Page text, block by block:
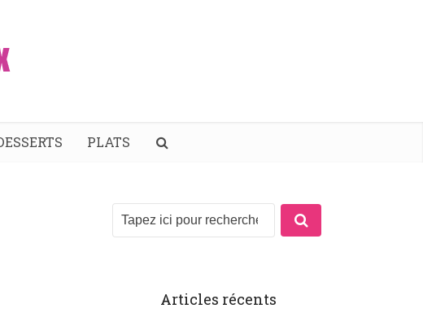
PLATS
Articles récents